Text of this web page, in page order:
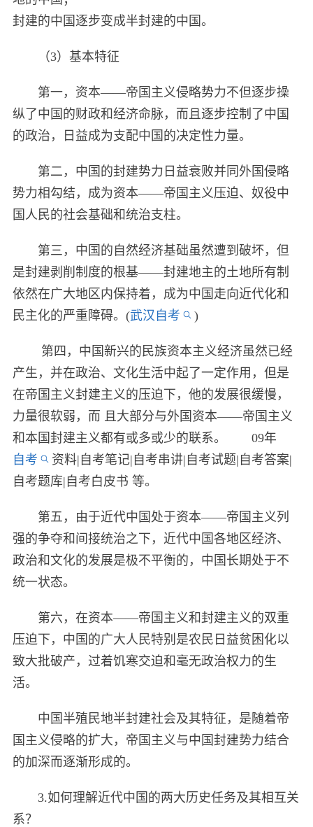
封建的中国逐步变成半封建的中国。
（3）基本特征
第一，资本——帝国主义侵略势力不但逐步操
纵了中国的财政和经济命脉，而且逐步控制了中国
的政治，日益成为支配中国的决定性力量。
第二，中国的封建势力日益衰败并同外国侵略
势力相勾结，成为资本——帝国主义压迫、奴役中
国人民的社会基础和统治支柱。
第三，中国的自然经济基础虽然遭到破坏，但
是封建剥削制度的根基——封建地主的土地所有制
依然在广大地区内保持着，成为中国走向近代化和
民主化的严重障碍。(武汉自考 )
第四，中国新兴的民族资本主义经济虽然已经
产生，并在政治、文化生活中起了一定作用，但是
在帝国主义封建主义的压迫下，他的发展很缓慢，
力量很软弱，而 且大部分与外国资本——帝国主义
和本国封建主义都有或多或少的联系。 09年
自考
资料|自考笔记|自考串讲|自考试题|自考答案|
自考题库|自考白皮书 等。
第五，由于近代中国处于资本——帝国主义列
强的争夺和间接统治之下，近代中国各地区经济、
政治和文化的发展是极不平衡的，中国长期处于不
统一状态。
第六，在资本——帝国主义和封建主义的双重
压迫下，中国的广大人民特别是农民日益贫困化以
致大批破产，过着饥寒交迫和毫无政治权力的生
活。
中国半殖民地半封建社会及其特征，是随着帝
国主义侵略的扩大，帝国主义与中国封建势力结合
的加深而逐渐形成的。
3.如何理解近代中国的两大历史任务及其相互关
系？